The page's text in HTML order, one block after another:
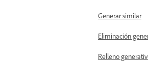
Generar similar
Eliminación
Relleno